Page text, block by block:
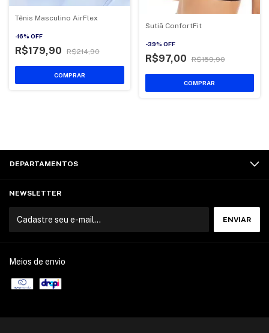
Tênis Masculino AirFlex
-16% OFF
R$179,90 R$214,90
COMPRAR
Sutiã ConfortFit
-39% OFF
R$97,00 R$159,90
COMPRAR
DEPARTAMENTOS
NEWSLETTER
Meios de envio